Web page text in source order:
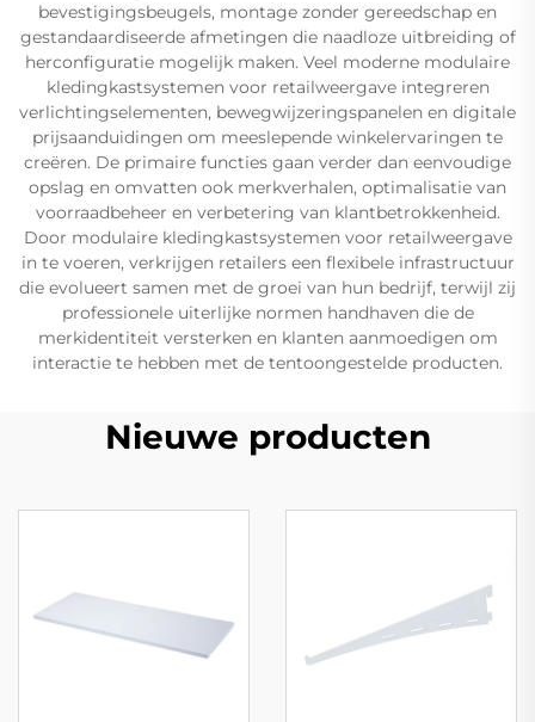
bevestigingsbeugels, montage zonder gereedschap en
gestandaardiseerde afmetingen die naadloze uitbreiding of
herconfiguratie mogelijk maken. Veel moderne modulaire
kledingkastsystemen voor retailweergave integreren
verlichtingselementen, bewegwijzeringspanelen en digitale
prijsaanduidingen om meeslepende winkelervaringen te
creëren. De primaire functies gaan verder dan eenvoudige
opslag en omvatten ook merkverhalen, optimalisatie van
voorraadbeheer en verbetering van klantbetrokkenheid.
Door modulaire kledingkastsystemen voor retailweergave
in te voeren, verkrijgen retailers een flexibele infrastructuur
die evolueert samen met de groei van hun bedrijf, terwijl zij
professionele uiterlijke normen handhaven die de
merkidentiteit versterken en klanten aanmoedigen om
interactie te hebben met de tentoongestelde producten.
Nieuwe producten